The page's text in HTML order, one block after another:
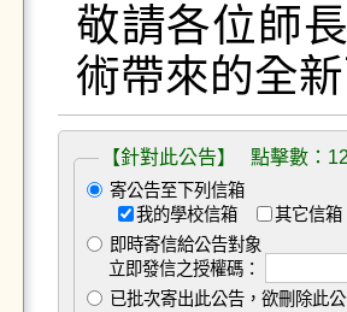
敬請各位師
術帶來的全新
【針對此公告】 點擊數：
寄公告至下列信箱
我的學校信箱
其它信箱
即時寄信給公告對象
立即發信之授權碼：
已批次寄出此公告，欲刪除此